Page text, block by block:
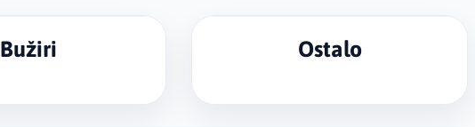
Bužiri Ostalo